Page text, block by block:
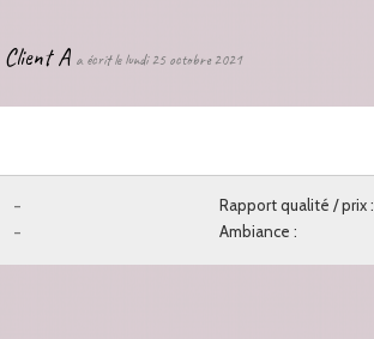
Client A a écrit le lundi 25 octobre 2021
- Rapport qualité / prix :
- Ambiance :